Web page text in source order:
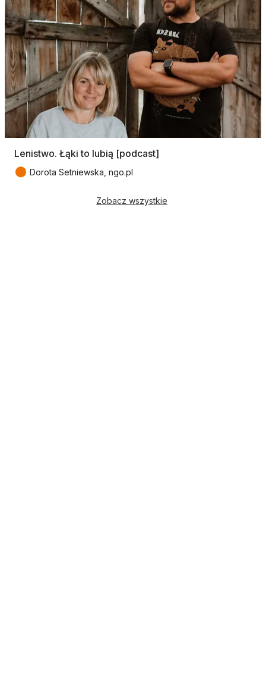
Lenistwo. Łąki to lubią [podcast]
● Dorota Setniewska, ngo.pl
Zobacz wszystkie